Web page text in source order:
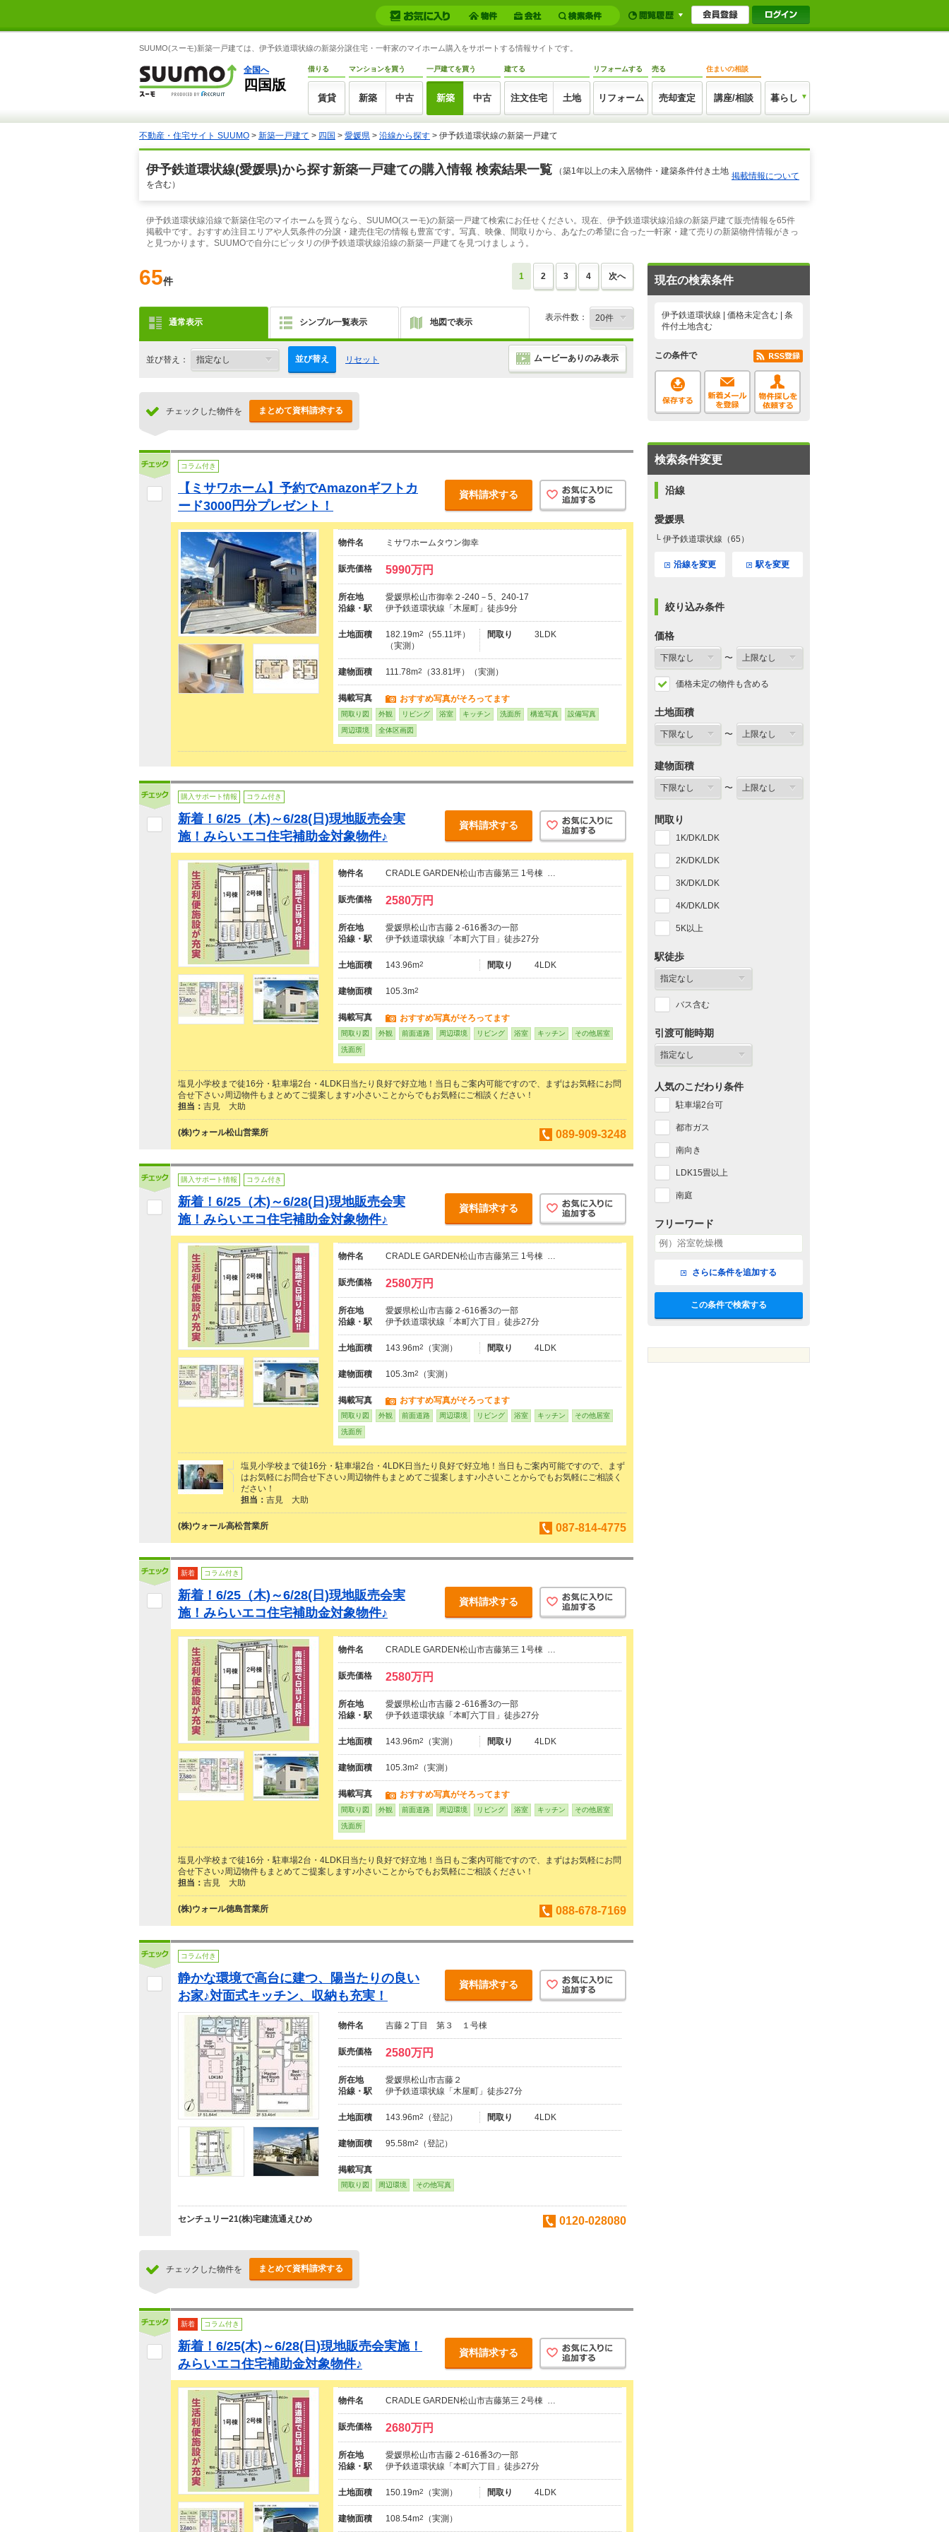
SUUMO(スーモ)新築一戸建ては、伊予鉄道環状線の新築分譲住宅・一軒家のマイホーム購入をサポートする情報サイトです。
全国へ
四国版
借りる
賃貸
マンションを買う
新築 中古
一戸建てを買う
新築 中古
建てる
注文住宅 土地
リフォームする
リフォーム
売る
売却査定
住まいの相談
講座/相談 暮らし
不動産・住宅サイト SUUMO > 新築一戸建て > 四国 > 愛媛県 > 沿線から探す > 伊予鉄道環状線の新築一戸建て
伊予鉄道環状線(愛媛県)から探す新築一戸建ての購入情報 検索結果一覧
（築1年以上の未入居物件・建築条件付き土地
を含む）
掲載情報について
伊予鉄道環状線沿線で新築住宅のマイホームを買うなら、SUUMO(スーモ)の新築一戸建て検索にお任せください。現在、伊予鉄道環状線沿線の新築戸建て販売情報を65件
掲載中です。おすすめ注目エリアや人気条件の分譲・建売住宅の情報も豊富です。写真、映像、間取りから、あなたの希望に合った一軒家・建て売りの新築物件情報がきっ
と見つかります。SUUMOで自分にピッタリの伊予鉄道環状線沿線の新築一戸建てを見つけましょう。
65件 1 2 3 4 次へ
通常表示 シンプル一覧表示 地図で表示 表示件数：
並び替え： 並び替え リセット ムービーありのみ表示
チェックした物件を まとめて資料請求する
コラム付き
【ミサワホーム】予約でAmazonギフトカ
ード3000円分プレゼント！
資料請求する
物件名 ミサワホームタウン御幸
販売価格 5990万円
所在地
愛媛県松山市御幸２-240－5、240-17
沿線・駅
伊予鉄道環状線「木屋町」徒歩9分
土地面積 182.19m2
（55.11坪）
（実測）
間取り 3LDK
建物面積 111.78m2 （33.81坪）（実測）
掲載写真 おすすめ写真がそろってます
間取り図 外観 リビング 浴室 キッチン 洗面所 構造写真 設備写真
周辺環境 全体区画図
購入サポート情報 コラム付き
新着！6/25（木)～6/28(日)現地販売会実
施！みらいエコ住宅補助金対象物件♪
資料請求する
物件名 CRADLE GARDEN松山市吉藤第三 1号棟 …
販売価格 2580万円
所在地
愛媛県松山市吉藤２-616番3の一部
沿線・駅
伊予鉄道環状線「本町六丁目」徒歩27分
土地面積 143.96m2 間取り 4LDK
建物面積 105.3m2
掲載写真 おすすめ写真がそろってます
間取り図 外観 前面道路 周辺環境 リビング 浴室 キッチン その他居室
洗面所
塩見小学校まで徒16分・駐車場2台・4LDK日当たり良好で好立地！当日もご案内可能ですので、まずはお気軽にお問
合せ下さい♪周辺物件もまとめてご提案します♪小さいことからでもお気軽にご相談ください！
担当： 吉見 大助
(株)ウォール松山営業所 089-909-3248
購入サポート情報 コラム付き
新着！6/25（木)～6/28(日)現地販売会実
施！みらいエコ住宅補助金対象物件♪
資料請求する
物件名 CRADLE GARDEN松山市吉藤第三 1号棟 …
販売価格 2580万円
所在地
愛媛県松山市吉藤２-616番3の一部
沿線・駅
伊予鉄道環状線「本町六丁目」徒歩27分
土地面積 143.96m2 （実測） 間取り 4LDK
建物面積 105.3m2 （実測）
掲載写真 おすすめ写真がそろってます
間取り図 外観 前面道路 周辺環境 リビング 浴室 キッチン その他居室
洗面所
塩見小学校まで徒16分・駐車場2台・4LDK日当たり良好で好立地！当日もご案内可能ですので、まず
はお気軽にお問合せ下さい♪周辺物件もまとめてご提案します♪小さいことからでもお気軽にご相談く
ださい！
担当： 吉見 大助
(株)ウォール高松営業所 087-814-4775
新着 コラム付き
新着！6/25（木)～6/28(日)現地販売会実
施！みらいエコ住宅補助金対象物件♪
資料請求する
物件名 CRADLE GARDEN松山市吉藤第三 1号棟 …
販売価格 2580万円
所在地
愛媛県松山市吉藤２-616番3の一部
沿線・駅
伊予鉄道環状線「本町六丁目」徒歩27分
土地面積 143.96m2 （実測） 間取り 4LDK
建物面積 105.3m2 （実測）
掲載写真 おすすめ写真がそろってます
間取り図 外観 前面道路 周辺環境 リビング 浴室 キッチン その他居室
洗面所
塩見小学校まで徒16分・駐車場2台・4LDK日当たり良好で好立地！当日もご案内可能ですので、まずはお気軽にお問
合せ下さい♪周辺物件もまとめてご提案します♪小さいことからでもお気軽にご相談ください！
担当： 吉見 大助
(株)ウォール徳島営業所 088-678-7169
コラム付き
静かな環境で高台に建つ、陽当たりの良い
お家♪対面式キッチン、収納も充実！
資料請求する
物件名 吉藤２丁目 第３ １号棟
販売価格 2580万円
所在地
愛媛県松山市吉藤２
沿線・駅
伊予鉄道環状線「木屋町」徒歩27分
土地面積 143.96m2 （登記） 間取り 4LDK
建物面積 95.58m2 （登記）
掲載写真
間取り図 周辺環境 その他写真
センチュリー21(株)宅建流通えひめ 0120-028080
チェックした物件を まとめて資料請求する
新着 コラム付き
新着！6/25(木)～6/28(日)現地販売会実施！
みらいエコ住宅補助金対象物件♪
資料請求する
物件名 CRADLE GARDEN松山市吉藤第三 2号棟 …
販売価格 2680万円
所在地
愛媛県松山市吉藤２-616番3の一部
沿線・駅
伊予鉄道環状線「本町六丁目」徒歩27分
土地面積 150.19m2 （実測） 間取り 4LDK
建物面積 108.54m2 （実測）
現在の検索条件
伊予鉄道環状線 | 価格未定含む | 条
件付土地含む
この条件で
検索条件変更
沿線
愛媛県
└ 伊予鉄道環状線（65）
沿線を変更 駅を変更
絞り込み条件
価格
〜
価格未定の物件も含める
土地面積
〜
建物面積
〜
間取り
1K/DK/LDK
2K/DK/LDK
3K/DK/LDK
4K/DK/LDK
5K以上
駅徒歩
バス含む
引渡可能時期
人気のこだわり条件
駐車場2台可
都市ガス
南向き
LDK15畳以上
南庭
フリーワード
さらに条件を追加する
この条件で検索する